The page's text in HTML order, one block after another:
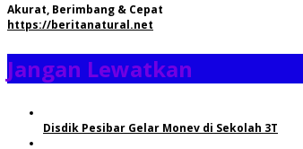
Akurat, Berimbang & Cepat
https://beritanatural.net
Jangan Lewatkan
Disdik Pesibar Gelar Monev di Sekolah 3T